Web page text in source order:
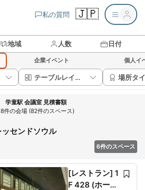
私の質問 🇯🇵
地域 人数 日付
企業イベント 個人イ
テーブルレイアウト 場所タ
学童駅 会議室 見積書額
件の会場 (82件のスペース)
センドソウル
6件のスペース
[レストラン] 1
F 428 (ホール